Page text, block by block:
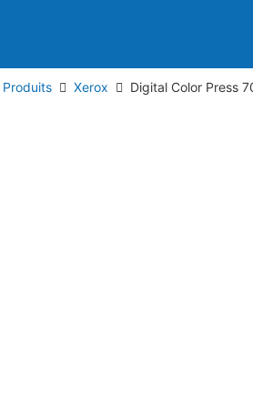
Produits Xerox Digital Color Press